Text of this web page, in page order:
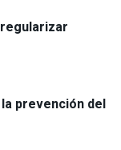
prevención del